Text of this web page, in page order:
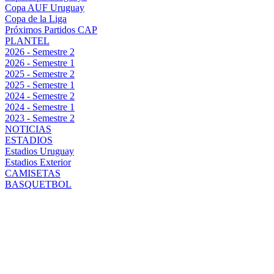
Copa AUF Uruguay
Copa de la Liga
Próximos Partidos CAP
PLANTEL
2026 - Semestre 2
2026 - Semestre 1
2025 - Semestre 2
2025 - Semestre 1
2024 - Semestre 2
2024 - Semestre 1
2023 - Semestre 2
NOTICIAS
ESTADIOS
Estadios Uruguay
Estadios Exterior
CAMISETAS
BASQUETBOL